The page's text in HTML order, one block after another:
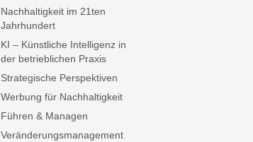
Nachhaltigkeit im 21ten
Jahrhundert
KI – Künstliche Intelligenz in
der betrieblichen Praxis
Strategische Perspektiven
Werbung für Nachhaltigkeit
Führen & Managen
Veränderungsmanagement